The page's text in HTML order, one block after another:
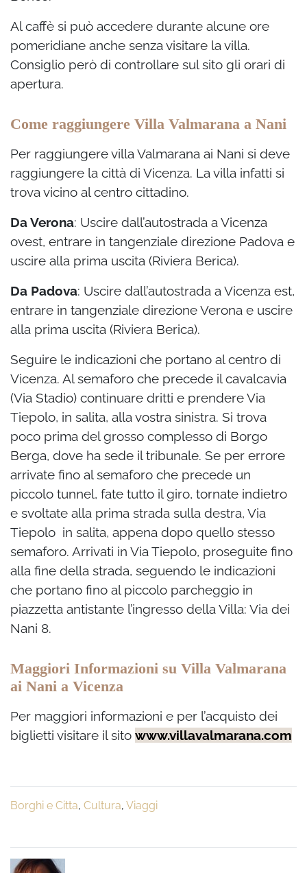
Al caffè si può accedere durante alcune ore
pomeridiane anche senza visitare la villa.
Consiglio però di controllare sul sito gli orari di
apertura.
Come raggiungere Villa Valmarana a Nani
Per raggiungere villa Valmarana ai Nani si deve
raggiungere la città di Vicenza. La villa infatti si
trova vicino al centro cittadino.
Da Verona: Uscire dall’autostrada a Vicenza
ovest, entrare in tangenziale direzione Padova e
uscire alla prima uscita (Riviera Berica).
Da Padova: Uscire dall’autostrada a Vicenza est,
entrare in tangenziale direzione Verona e uscire
alla prima uscita (Riviera Berica).
Seguire le indicazioni che portano al centro di
Vicenza. Al semaforo che precede il cavalcavia
(Via Stadio) continuare dritti e prendere Via
Tiepolo, in salita, alla vostra sinistra. Si trova
poco prima del grosso complesso di Borgo
Berga, dove ha sede il tribunale. Se per errore
arrivate fino al semaforo che precede un
piccolo tunnel, fate tutto il giro, tornate indietro
e svoltate alla prima strada sulla destra, Via
Tiepolo in salita, appena dopo quello stesso
semaforo. Arrivati in Via Tiepolo, proseguite fino
alla fine della strada, seguendo le indicazioni
che portano fino al piccolo parcheggio in
piazzetta antistante l’ingresso della Villa: Via dei
Nani 8.
Maggiori Informazioni su Villa Valmarana
ai Nani a Vicenza
Per maggiori informazioni e per l’acquisto dei
biglietti visitare il sito www.villavalmarana.com
Borghi e Citta, Cultura, Viaggi